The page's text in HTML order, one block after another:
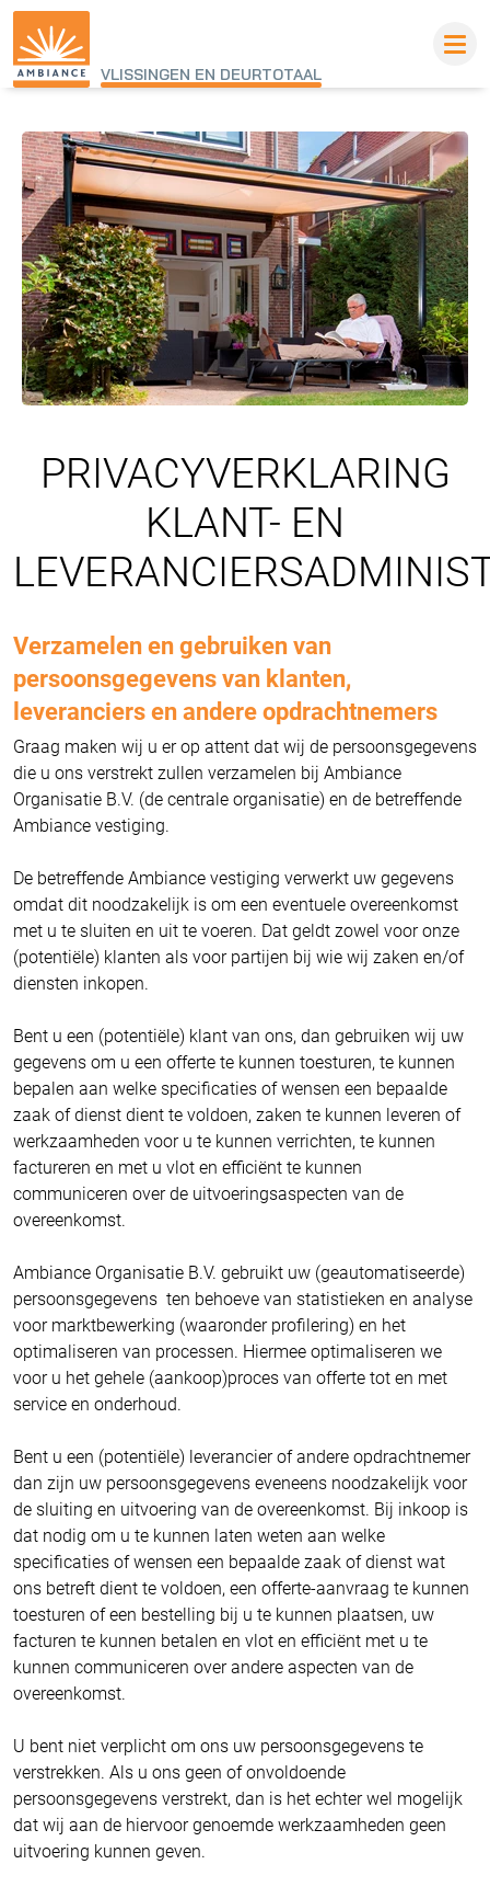
VLISSINGEN EN DEURTOTAAL
PRIVACYVERKLARING
KLANT- EN
Verzamelen en gebruiken van
persoonsgegevens van klanten,
leveranciers en andere opdrachtnemers
Graag maken wij u er op attent dat wij de persoonsgegevens
die u ons verstrekt zullen verzamelen bij Ambiance
Organisatie B.V. (de centrale organisatie) en de betreffende
Ambiance vestiging.
De betreffende Ambiance vestiging verwerkt uw gegevens
omdat dit noodzakelijk is om een eventuele overeenkomst
met u te sluiten en uit te voeren. Dat geldt zowel voor onze
(potentiële) klanten als voor partijen bij wie wij zaken en/of
diensten inkopen.
Bent u een (potentiële) klant van ons, dan gebruiken wij uw
gegevens om u een offerte te kunnen toesturen, te kunnen
bepalen aan welke specificaties of wensen een bepaalde
zaak of dienst dient te voldoen, zaken te kunnen leveren of
werkzaamheden voor u te kunnen verrichten, te kunnen
factureren en met u vlot en efficiënt te kunnen
communiceren over de uitvoeringsaspecten van de
overeenkomst.
Ambiance Organisatie B.V. gebruikt uw (geautomatiseerde)
persoonsgegevens ten behoeve van statistieken en analyse
voor marktbewerking (waaronder profilering) en het
optimaliseren van processen. Hiermee optimaliseren we
voor u het gehele (aankoop)proces van offerte tot en met
service en onderhoud.
Bent u een (potentiële) leverancier of andere opdrachtnemer
dan zijn uw persoonsgegevens eveneens noodzakelijk voor
de sluiting en uitvoering van de overeenkomst. Bij inkoop is
dat nodig om u te kunnen laten weten aan welke
specificaties of wensen een bepaalde zaak of dienst wat
ons betreft dient te voldoen, een offerte-aanvraag te kunnen
toesturen of een bestelling bij u te kunnen plaatsen, uw
facturen te kunnen betalen en vlot en efficiënt met u te
kunnen communiceren over andere aspecten van de
overeenkomst.
U bent niet verplicht om ons uw persoonsgegevens te
verstrekken. Als u ons geen of onvoldoende
persoonsgegevens verstrekt, dan is het echter wel mogelijk
dat wij aan de hiervoor genoemde werkzaamheden geen
uitvoering kunnen geven.